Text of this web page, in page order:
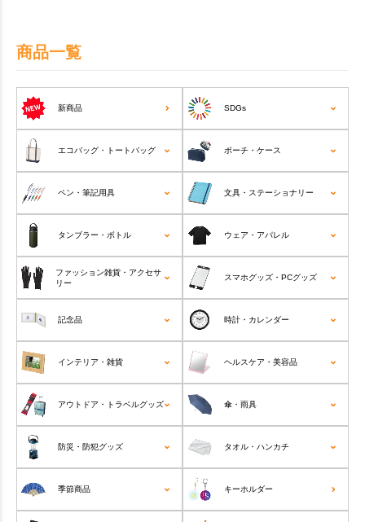
商品一覧
新商品 SDGs
エコバッグ・トートバッグ ポーチ・ケース
ペン・筆記用具 文具・ステーショナリー
タンブラー・ボトル ウェア・アパレル
ファッション雑貨・アクセサ
リー
スマホグッズ・PCグッズ
記念品 時計・カレンダー
インテリア・雑貨 ヘルスケア・美容品
アウトドア・トラベルグッズ 傘・雨具
防災・防犯グッズ タオル・ハンカチ
季節商品 キーホルダー